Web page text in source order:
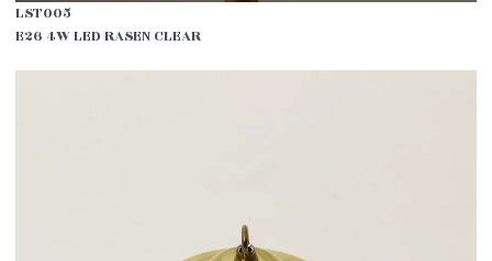
LST005
E26 4W LED RASEN CLEAR